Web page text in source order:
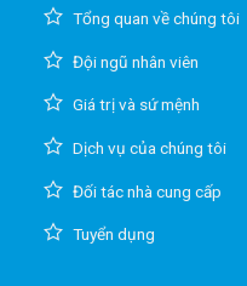
Tổng quan về chúng tôi
Đội ngũ nhân viên
Giá trị và sứ mệnh
Dịch vụ của chúng tôi
Đối tác nhà cung cấp
Tuyển dụng